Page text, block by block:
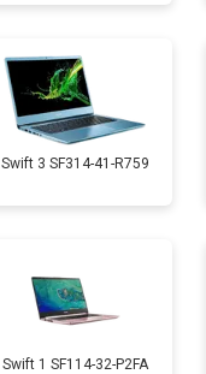
Замена микрофона
Замена кулера
Замена HDMI порта
Swift 3 SF314-41-R759
Swift 1 SF114-32-P2FA